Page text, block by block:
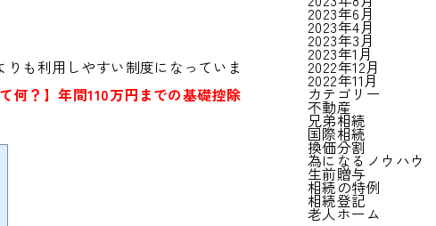
も利用しやすい制度になっていま
何？】年間110万円までの基礎控除
2023年6月
2023年4月
2023年3月
2023年1月
2022年12月
2022年11月
カテゴリー
不動産
兄弟相続
国際相続
換価分割
為になるノウハウ
生前贈与
相続の特例
相続登記
老人ホーム